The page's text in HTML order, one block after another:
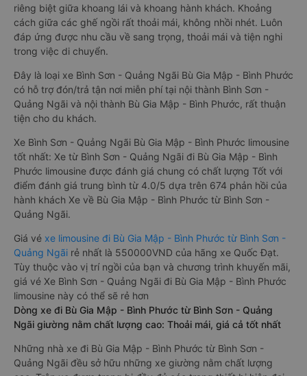
riêng biệt giữa khoang lái và khoang hành khách. Khoảng
cách giữa các ghế ngồi rất thoải mái, không nhồi nhét. Luôn
đáp ứng được nhu cầu về sang trọng, thoải mái và tiện nghi
trong việc di chuyển.
Đây là loại xe Bình Sơn - Quảng Ngãi Bù Gia Mập - Bình Phước
có hỗ trợ đón/trả tận nơi miễn phí tại nội thành Bình Sơn -
Quảng Ngãi và nội thành Bù Gia Mập - Bình Phước, rất thuận
tiện cho du khách.
Xe Bình Sơn - Quảng Ngãi Bù Gia Mập - Bình Phước limousine
tốt nhất: Xe từ Bình Sơn - Quảng Ngãi đi Bù Gia Mập - Bình
Phước limousine được đánh giá chung có chất lượng Tốt với
điểm đánh giá trung bình từ 4.0/5 dựa trên 674 phản hồi của
hành khách Xe về Bù Gia Mập - Bình Phước từ Bình Sơn -
Quảng Ngãi.
Giá vé xe limousine đi Bù Gia Mập - Bình Phước từ Bình Sơn -
Quảng Ngãi rẻ nhất là 550000VND của hãng xe Quốc Đạt.
Tùy thuộc vào vị trí ngồi của bạn và chương trình khuyến mãi,
giá vé Xe Bình Sơn - Quảng Ngãi đi Bù Gia Mập - Bình Phước
limousine này có thể sẽ rẻ hơn
Dòng xe đi Bù Gia Mập - Bình Phước từ Bình Sơn - Quảng
Ngãi giường nằm chất lượng cao: Thoải mái, giá cả tốt nhất
Những nhà xe đi Bù Gia Mập - Bình Phước từ Bình Sơn -
Quảng Ngãi đều sở hữu những xe giường nằm chất lượng